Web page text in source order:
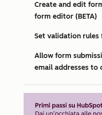
Create and edit
form editor (BETA)
Set validation
Allow form
email addresses to